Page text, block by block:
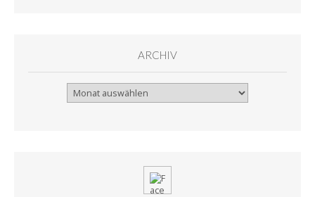
ARCHIV
Archiv